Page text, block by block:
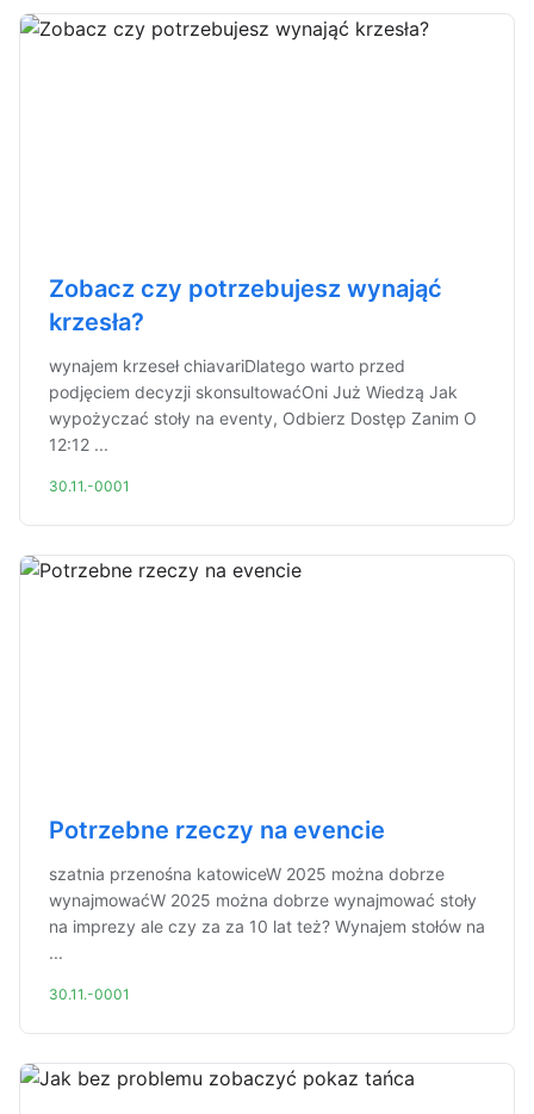
Zobacz czy potrzebujesz wynająć
krzesła?
wynajem krzeseł chiavariDlatego warto przed
podjęciem decyzji skonsultowaćOni Już Wiedzą Jak
wypożyczać stoły na eventy, Odbierz Dostęp Zanim O
12:12 ...
30.11.-0001
Potrzebne rzeczy na evencie
szatnia przenośna katowiceW 2025 można dobrze
wynajmowaćW 2025 można dobrze wynajmować stoły
na imprezy ale czy za za 10 lat też? Wynajem stołów na
...
30.11.-0001